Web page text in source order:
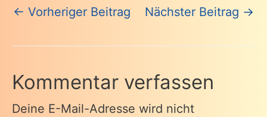
Beitragsnavigation
← Vorheriger Beitrag Nächster Beitrag →
Kommentar verfassen
Deine E-Mail-Adresse wird nicht